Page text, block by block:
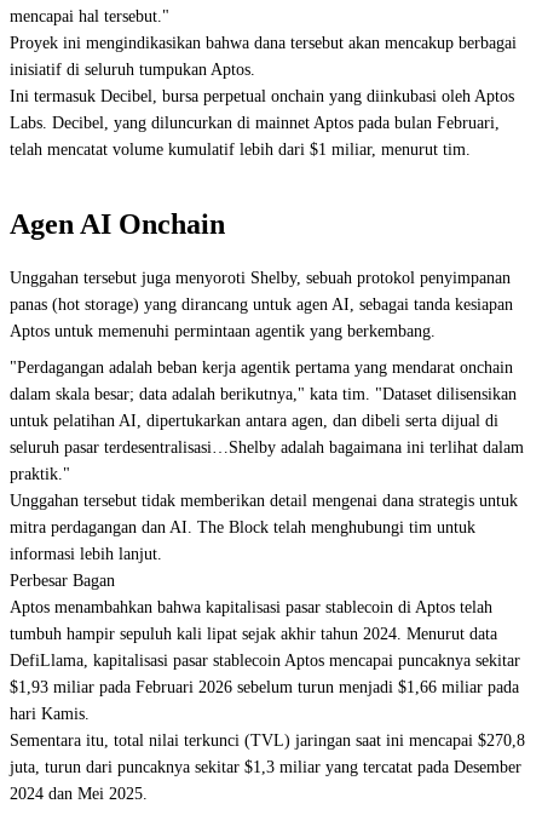
mencapai hal tersebut."
Proyek ini mengindikasikan bahwa dana tersebut akan mencakup berbagai
inisiatif di seluruh tumpukan Aptos.
Ini termasuk Decibel, bursa perpetual onchain yang diinkubasi oleh Aptos
Labs. Decibel, yang diluncurkan di mainnet Aptos pada bulan Februari,
telah mencatat volume kumulatif lebih dari $1 miliar, menurut tim.
Agen AI Onchain
Unggahan tersebut juga menyoroti Shelby, sebuah protokol penyimpanan
panas (hot storage) yang dirancang untuk agen AI, sebagai tanda kesiapan
Aptos untuk memenuhi permintaan agentik yang berkembang.
"Perdagangan adalah beban kerja agentik pertama yang mendarat onchain
dalam skala besar; data adalah berikutnya," kata tim. "Dataset dilisensikan
untuk pelatihan AI, dipertukarkan antara agen, dan dibeli serta dijual di
seluruh pasar terdesentralisasi…Shelby adalah bagaimana ini terlihat dalam
praktik."
Unggahan tersebut tidak memberikan detail mengenai dana strategis untuk
mitra perdagangan dan AI. The Block telah menghubungi tim untuk
informasi lebih lanjut.
Perbesar Bagan
Aptos menambahkan bahwa kapitalisasi pasar stablecoin di Aptos telah
tumbuh hampir sepuluh kali lipat sejak akhir tahun 2024. Menurut data
DefiLlama, kapitalisasi pasar stablecoin Aptos mencapai puncaknya sekitar
$1,93 miliar pada Februari 2026 sebelum turun menjadi $1,66 miliar pada
hari Kamis.
Sementara itu, total nilai terkunci (TVL) jaringan saat ini mencapai $270,8
juta, turun dari puncaknya sekitar $1,3 miliar yang tercatat pada Desember
2024 dan Mei 2025.